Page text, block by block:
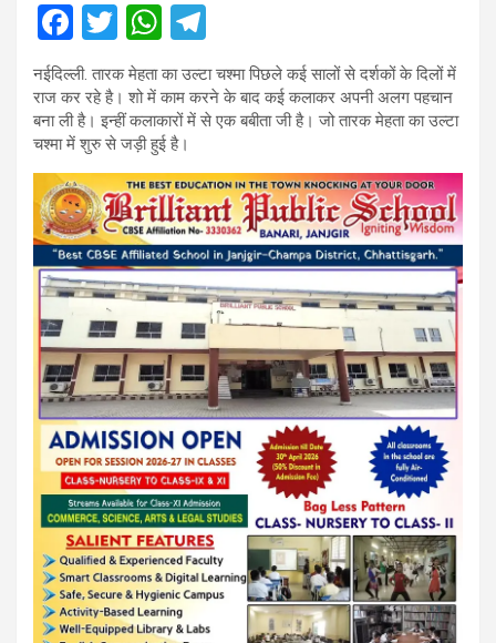
F
a
ce
b
o
o
k
T
wi
tt
er
W
h
at
s
A
p
p
el
e
gr
a
m
नईदिल्ली. तारक मेहता का उल्टा चश्मा पिछले कई सालों से दर्शकों के दिलों में
राज कर रहे है। शो में काम करने के बाद कई कलाकर अपनी अलग पहचान
बना ली है। इन्हीं कलाकारों में से एक बबीता जी है। जो तारक मेहता का उल्टा
चश्मा में शुरु से जड़ी हुई है।